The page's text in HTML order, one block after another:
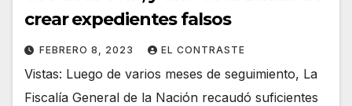
crear expedientes falsos
FEBRERO 8, 2023 EL CONTRASTE
Vistas: Luego de varios meses de seguimiento, La
Fiscalía General de la Nación recaudó suficientes